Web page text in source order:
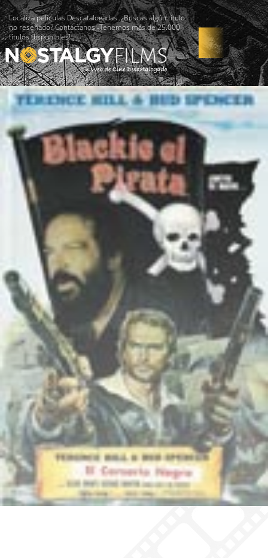
Localiza películas Descatalogadas. ¿Buscas algún título
no reseñado? Contáctanos -Tenemos más de 25.000
títulos disponibles!